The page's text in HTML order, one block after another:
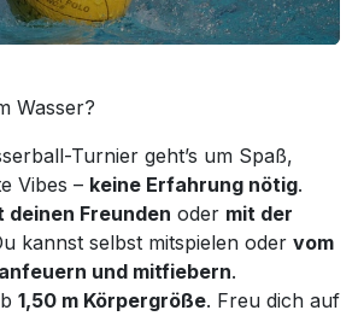
Wasser?
Turnier geht’s um Spaß,
Vibes – keine Erfahrung nötig.
deinen Freunden oder mit der
kannst selbst mitspielen oder vom
und mitfiebern.
1,50 m Körpergröße. Freu dich auf